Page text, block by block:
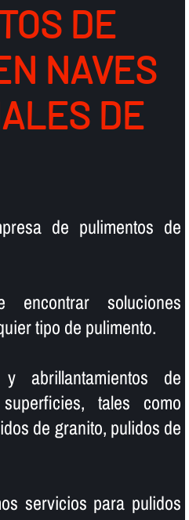
DE
NAVES
DE
de pulimentos de
encontrar soluciones
tipo de pulimento.
abrillantamientos de
tales como
de granito, pulidos de
servicios para pulidos